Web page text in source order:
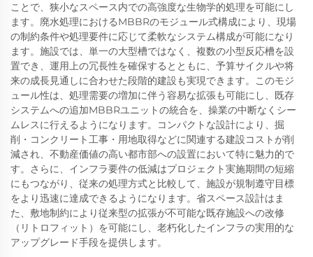
ことで、狭小なスペース内での高強度な生物学的処理を可能にし
ます。廃水処理におけるMBBRのモジュール式構成により、現場
の制約条件や処理要件に応じて柔軟なシステム構成が可能になり
ます。施設では、単一の大型槽ではなく、複数の小型反応槽を設
置でき、運用上の冗長性を確保するとともに、予算サイクルや将
来の成長見通しに合わせた段階的建設も実現できます。このモジ
ュール性は、処理需要の増加に伴う容易な拡張も可能にし、既存
システムへの追加MBBRユニットの統合を、操業の中断なくシー
ムレスに行えるようになります。コンパクトな設計により、掘
削・コンクリート工事・用地取得などに関連する建設コストが削
減され、不動産価値の高い都市部への設置において特に魅力的で
す。さらに、インフラ要件の低減はプロジェクト実施期間の短縮
にもつながり、従来の処理方式と比較して、施設が規制遵守目標
をより迅速に達成できるようになります。省スペース設計はま
た、敷地制約により従来型の拡張が不可能な既存施設への改修
（リトロフィット）を可能にし、老朽化したインフラの実用的な
アップグレード手段を提供します。